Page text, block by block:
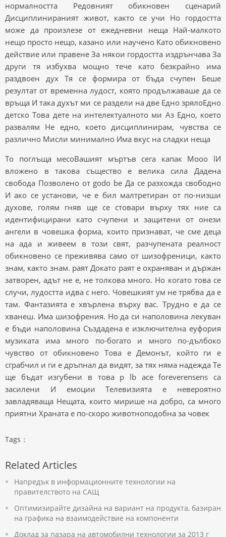
нормалността Редовният обикновен сценарий
Дисциплинираният живот, както се учи Но гордостта
може да произлезе от ежедневни неща Най-малкото
нещо просто нещо, казано или научено Като обикновено
действие или правене За някои гордостта издрънчава За
други тя избухва мощно тече като безкрайно има
раздвоен дух Тя се формира от бъда счупен Беше
резултат от временна лудост, която продължаваше да се
връща И така духът ми се раздели на две Едно зрялоЕдно
детско Това дете на интелектуалното ми Аз Едно, което
развалям Не едно, което дисциплинирам, чувства се
различно Мисли минимално Има вкус на сладки неща
То поглъща месоВашият мъртъв сега капак Mooo lИ
вложено в такова същество е велика сила Дадена
свобода Позволено от godo be Да се ​​разхожда свободно
И ако се установи, че е бил малтретиран от по-низши
духове, голям гняв ще се стовари върху тях ние са
идентифицирани като счупени и защитени от онези
ангели в човешка форма, които признават, че сме деца
на ада и живеем в този свят, разчупената реалност
обикновено се преживява само от шизофреници, както
знам, както знам. раят Докато раят е охраняван и държан
затворен, адът не е, не толкова много. Но когато това се
случи, лудостта идва с него. Човешкият ум не трябва да е
там. Фантазията е хвърлена върху вас. Трудно е да се
хванеш. Има шизофрения. Но да си наполовина лекуван
е бъди наполовина Създадена е изключителна еуфория
музиката има много по-богато и много по-дълбоко
чувство от обикновено Това е Демонът, който ги е
сграбчил и ги е дръпнал да видят, за тях няма надежда Те
ще бъдат изгубени в това p lb ace foreverensens са
засилени И емоции Телевизията е невероятно
завладяваща Нещата, които мирише на добро, са много
приятни Храната е по-скоро животноподобна за човек
Tags：
Related Articles
Напредък в информационните технологии на
правителството на САЩ
Оптимизирайте дизайна на вариант на продукта, базиран
на графика на взаимодействие на компоненти
Доклад за пазара на автомобилни технологии за 2013 г